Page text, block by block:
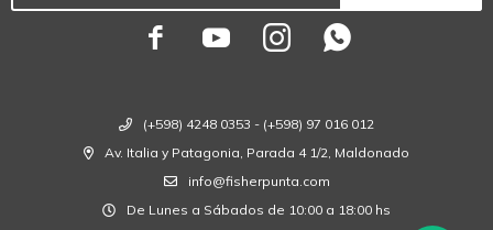
(+598) 4248 0353 - (+598) 97 016 012
Av. Italia y Patagonia, Parada 4 1/2, Maldonado
info@fisherpunta.com
De Lunes a Sábados de 10:00 a 18:00 hs
   